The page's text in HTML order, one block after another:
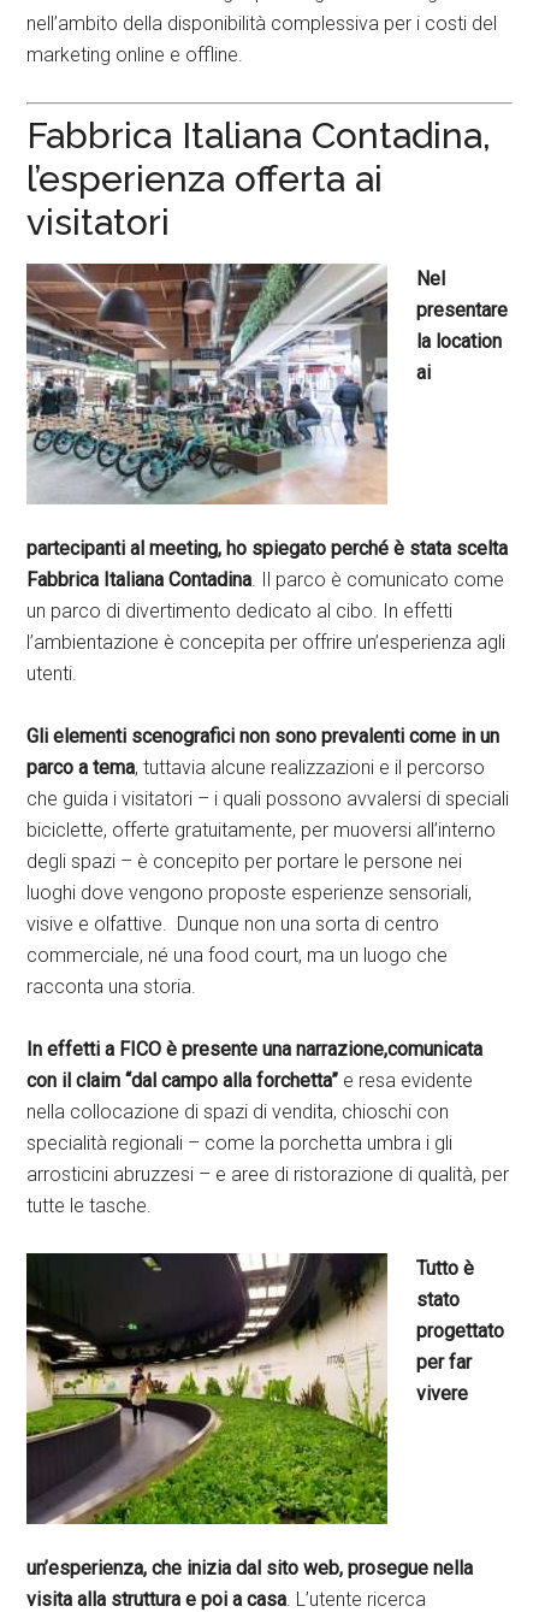
nell’ambito della disponibilità complessiva per i costi del
marketing online e offline.
Fabbrica Italiana Contadina,
l’esperienza offerta ai
visitatori
Nel
presentare
la location
ai
partecipanti al meeting, ho spiegato perché è stata scelta
Fabbrica Italiana Contadina. Il parco è comunicato come
un parco di divertimento dedicato al cibo. In effetti
l’ambientazione è concepita per offrire un’esperienza agli
utenti.
Gli elementi scenografici non sono prevalenti come in un
parco a tema, tuttavia alcune realizzazioni e il percorso
che guida i visitatori – i quali possono avvalersi di speciali
biciclette, offerte gratuitamente, per muoversi all’interno
degli spazi – è concepito per portare le persone nei
luoghi dove vengono proposte esperienze sensoriali,
visive e olfattive. Dunque non una sorta di centro
commerciale, né una food court, ma un luogo che
racconta una storia.
In effetti a FICO è presente una narrazione,comunicata
con il claim “dal campo alla forchetta” e resa evidente
nella collocazione di spazi di vendita, chioschi con
specialità regionali – come la porchetta umbra i gli
arrosticini abruzzesi – e aree di ristorazione di qualità, per
tutte le tasche.
Tutto è
stato
progettato
per far
vivere
un’esperienza, che inizia dal sito web, prosegue nella
visita alla struttura e poi a casa. L’utente ricerca